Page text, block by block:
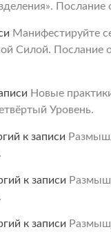
Послание
Манифестируйте
Силой. Послание
Новые
Уровень.
к записи
к записи
к записи